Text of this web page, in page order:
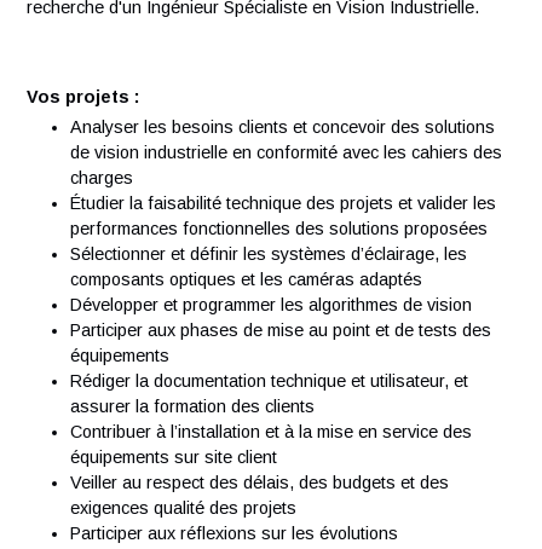
Occupation du poste: 100%, sur site
Dans le cadre d'un projet de longue durée, nous sommes à
recherche d'un Ingénieur Spécialiste en Vision Industrielle.
Vos projets :
Analyser les besoins clients et concevoir des
de vision industrielle en conformité avec les cahiers
charges
Étudier la faisabilité technique des projets et valider
performances fonctionnelles des solutions proposées
Sélectionner et définir les systèmes d’éclairage, les
composants optiques et les caméras adaptés
Développer et programmer les algorithmes de vision
Participer aux phases de mise au point et de tests
équipements